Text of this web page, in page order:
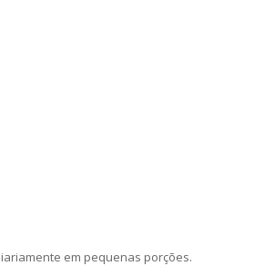
em pequenas porções.